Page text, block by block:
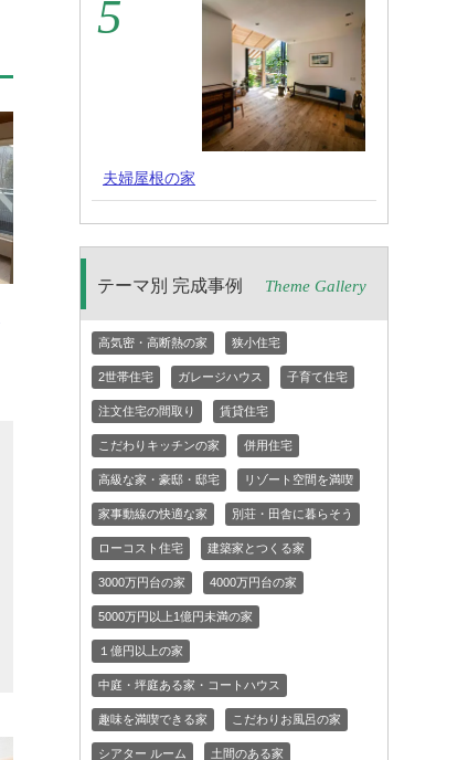
夫婦屋根の家
テーマ別 完成事例 Theme Gallery
高気密・高断熱の家 狭小住宅
2世帯住宅 ガレージハウス 子育て住宅
注文住宅の間取り 賃貸住宅
こだわりキッチンの家 併用住宅
高級な家・豪邸・邸宅 リゾート空間を満喫
家事動線の快適な家 別荘・田舎に暮らそう
ローコスト住宅 建築家とつくる家
3000万円台の家 4000万円台の家
5000万円以上1億円未満の家
１億円以上の家
中庭・坪庭ある家・コートハウス
趣味を満喫できる家 こだわりお風呂の家
シアター ルーム 土間のある家